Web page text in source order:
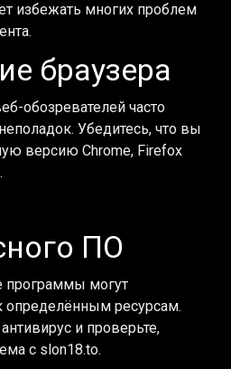
избежать многих проблем
браузера
обозревателей часто
Убедитесь, что вы
версию Chrome, Firefox
ПО
программы могут
определённым ресурсам.
и проверьте,
с slon18.to.